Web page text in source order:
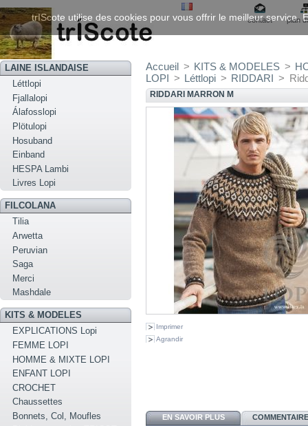
contact plan
LAINE ISLANDAISE
Léttlopi
Fjallalopi
Álafosslopi
Plötulopi
Hosuband
Einband
HESPA Lambi
Livres Lopi
FILCOLANA
Tilia
Arwetta
Peruvian
Saga
Merci
Mashdale
KITS & MODELES
EXPLICATIONS Lopi
FEMME LOPI
HOMME & MIXTE LOPI
ENFANT LOPI
CROCHET
Chaussettes
Bonnets, Col, Moufles
Accueil > KITS & MODELES >
LOPI > Léttlopi > RIDDARI >
RIDDARI MARRON M
Imprimer
Agrandir
EN SAVOIR PLUS
trIScote utilise des cookies pour vous offrir le meilleur